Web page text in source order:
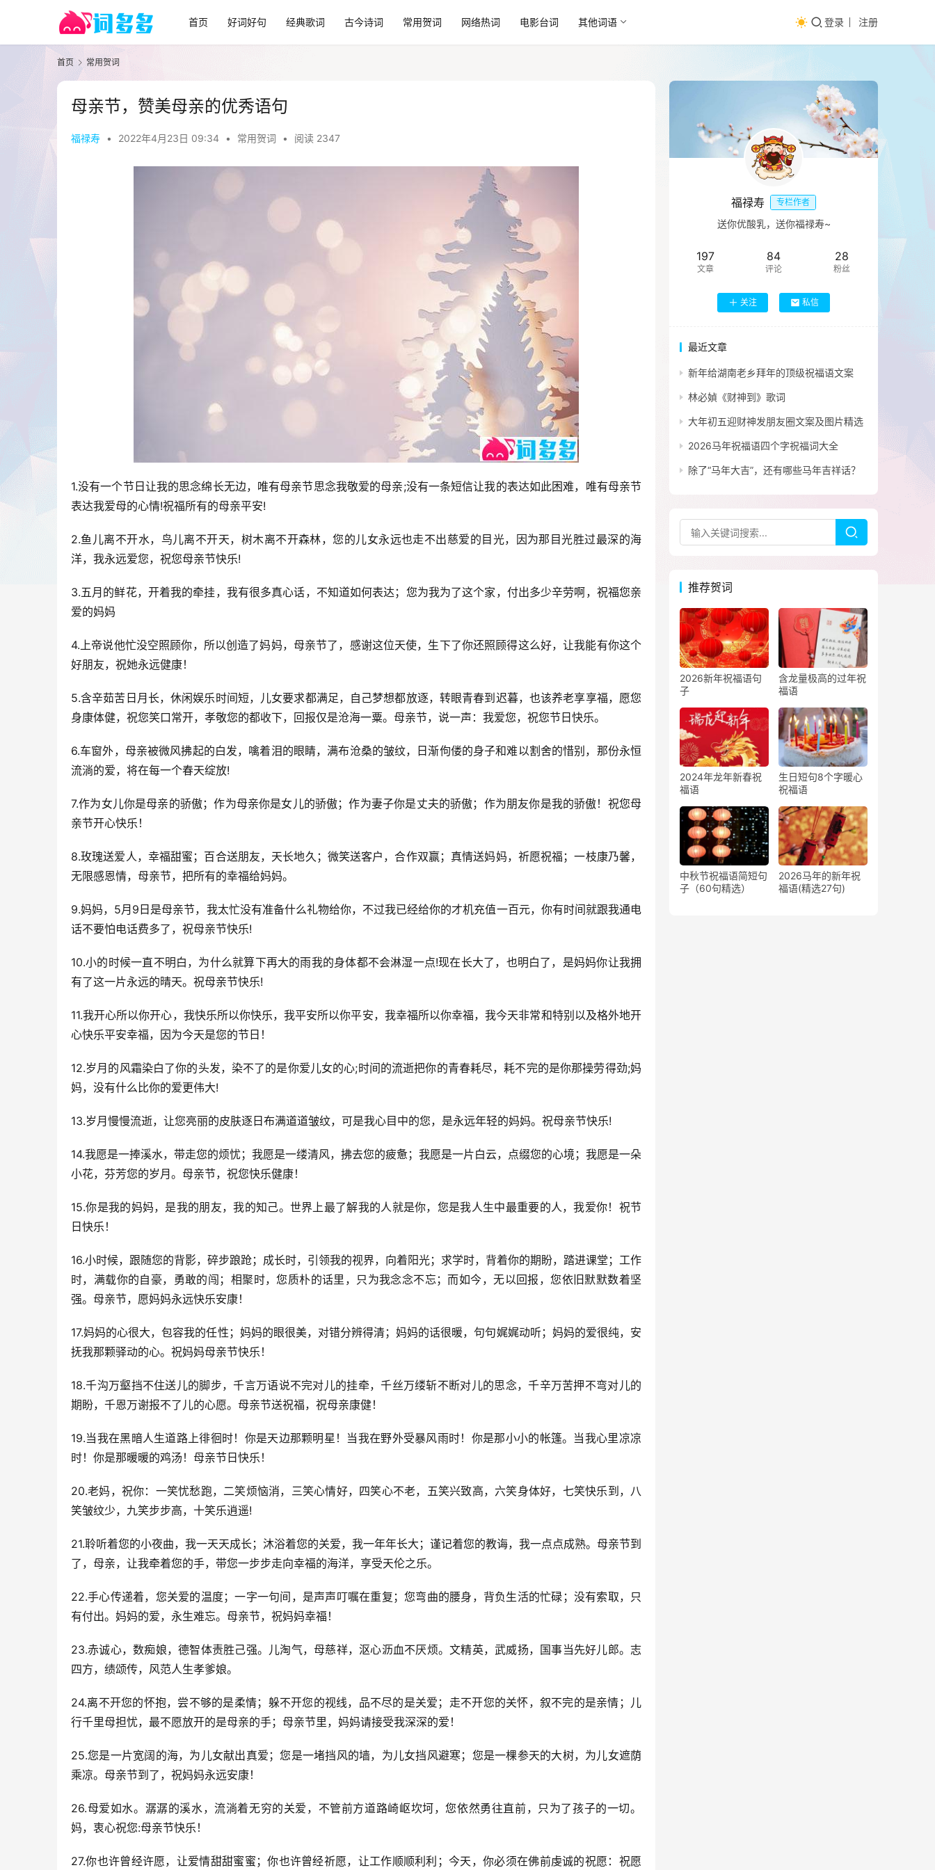
首页 好词好句 经典歌词 古今诗词 常用贺词 网络热词 电影台词 其他词语 登录 注册
首页 常用贺词
母亲节，赞美母亲的优秀语句
福禄寿 • 2022年4月23日 09:34 • 常用贺词 • 阅读 2347
1.没有一个节日让我的思念绵长无边，唯有母亲节思念我敬爱的母亲;没有一条短信让我的表达如此困难，唯有母亲节
表达我爱母的心情!祝福所有的母亲平安!
2.鱼儿离不开水，鸟儿离不开天，树木离不开森林，您的儿女永远也走不出慈爱的目光，因为那目光胜过最深的海
洋，我永远爱您，祝您母亲节快乐!
3.五月的鲜花，开着我的牵挂，我有很多真心话，不知道如何表达；您为我为了这个家，付出多少辛劳啊，祝福您亲
爱的妈妈
4.上帝说他忙没空照顾你，所以创造了妈妈，母亲节了，感谢这位天使，生下了你还照顾得这么好，让我能有你这个
好朋友，祝她永远健康！
5.含辛茹苦日月长，休闲娱乐时间短，儿女要求都满足，自己梦想都放逐，转眼青春到迟暮，也该养老享享福，愿您
身康体健，祝您笑口常开，孝敬您的都收下，回报仅是沧海一粟。母亲节，说一声：我爱您，祝您节日快乐。
6.车窗外，母亲被微风拂起的白发，噙着泪的眼睛，满布沧桑的皱纹，日渐佝偻的身子和难以割舍的惜别，那份永恒
流淌的爱，将在每一个春天绽放!
7.作为女儿你是母亲的骄傲；作为母亲你是女儿的骄傲；作为妻子你是丈夫的骄傲；作为朋友你是我的骄傲！祝您母
亲节开心快乐！
8.玫瑰送爱人，幸福甜蜜；百合送朋友，天长地久；微笑送客户，合作双赢；真情送妈妈，祈愿祝福；一枝康乃馨，
无限感恩情，母亲节，把所有的幸福给妈妈。
9.妈妈，5月9日是母亲节，我太忙没有准备什么礼物给你，不过我已经给你的才机充值一百元，你有时间就跟我通电
话不要怕电话费多了，祝母亲节快乐!
10.小的时候一直不明白，为什么就算下再大的雨我的身体都不会淋湿一点!现在长大了，也明白了，是妈妈你让我拥
有了这一片永远的晴天。祝母亲节快乐!
11.我开心所以你开心，我快乐所以你快乐，我平安所以你平安，我幸福所以你幸福，我今天非常和特别以及格外地开
心快乐平安幸福，因为今天是您的节日！
12.岁月的风霜染白了你的头发，染不了的是你爱儿女的心;时间的流逝把你的青春耗尽，耗不完的是你那操劳得劲;妈
妈，没有什么比你的爱更伟大!
13.岁月慢慢流逝，让您亮丽的皮肤逐日布满道道皱纹，可是我心目中的您，是永远年轻的妈妈。祝母亲节快乐!
14.我愿是一捧溪水，带走您的烦忧；我愿是一缕清风，拂去您的疲惫；我愿是一片白云，点缀您的心境；我愿是一朵
小花，芬芳您的岁月。母亲节，祝您快乐健康！
15.你是我的妈妈，是我的朋友，我的知己。世界上最了解我的人就是你，您是我人生中最重要的人，我爱你！祝节
日快乐！
16.小时候，跟随您的背影，碎步踉跄；成长时，引领我的视界，向着阳光；求学时，背着你的期盼，踏进课堂；工作
时，满载你的自豪，勇敢的闯；相聚时，您质朴的话里，只为我念念不忘；而如今，无以回报，您依旧默默数着坚
强。母亲节，愿妈妈永远快乐安康！
17.妈妈的心很大，包容我的任性；妈妈的眼很美，对错分辨得清；妈妈的话很暖，句句娓娓动听；妈妈的爱很纯，安
抚我那颗驿动的心。祝妈妈母亲节快乐！
18.千沟万壑挡不住送儿的脚步，千言万语说不完对儿的挂牵，千丝万缕斩不断对儿的思念，千辛万苦押不弯对儿的
期盼，千恩万谢报不了儿的心愿。母亲节送祝福，祝母亲康健！
19.当我在黑暗人生道路上徘徊时！你是天边那颗明星！当我在野外受暴风雨时！你是那小小的帐篷。当我心里凉凉
时！你是那暖暖的鸡汤！母亲节日快乐！
20.老妈，祝你：一笑忧愁跑，二笑烦恼消，三笑心情好，四笑心不老，五笑兴致高，六笑身体好，七笑快乐到，八
笑皱纹少，九笑步步高，十笑乐逍遥!
21.聆听着您的小夜曲，我一天天成长；沐浴着您的关爱，我一年年长大；谨记着您的教诲，我一点点成熟。母亲节到
了，母亲，让我牵着您的手，带您一步步走向幸福的海洋，享受天伦之乐。
22.手心传递着，您关爱的温度；一字一句间，是声声叮嘱在重复；您弯曲的腰身，背负生活的忙碌；没有索取，只
有付出。妈妈的爱，永生难忘。母亲节，祝妈妈幸福！
23.赤诚心，数痴娘，德智体责胜己强。儿淘气，母慈祥，沤心沥血不厌烦。文精英，武威扬，国事当先好儿郎。志
四方，绩颂传，风范人生孝爹娘。
24.离不开您的怀抱，尝不够的是柔情；躲不开您的视线，品不尽的是关爱；走不开您的关怀，叙不完的是亲情；儿
行千里母担忧，最不愿放开的是母亲的手；母亲节里，妈妈请接受我深深的爱！
25.您是一片宽阔的海，为儿女献出真爱；您是一堵挡风的墙，为儿女挡风避寒；您是一棵参天的大树，为儿女遮荫
乘凉。母亲节到了，祝妈妈永远安康！
26.母爱如水。潺潺的溪水，流淌着无穷的关爱，不管前方道路崎岖坎坷，您依然勇往直前，只为了孩子的一切。
妈，衷心祝您:母亲节快乐！
27.你也许曾经许愿，让爱情甜甜蜜蜜；你也许曾经祈愿，让工作顺顺利利；今天，你必须在佛前虔诚的祝愿：祝愿
福禄寿 专栏作者
送你优酸乳，送你福禄寿~
197
文章
84
评论
28
粉丝
关注 私信
最近文章
新年给湖南老乡拜年的顶级祝福语文案
林必媜《财神到》歌词
大年初五迎财神发朋友圈文案及图片精选
2026马年祝福语四个字祝福词大全
除了“马年大吉”，还有哪些马年吉祥话？
推荐贺词
2026新年祝福语句
子
含龙量极高的过年祝
福语
2024年龙年新春祝
福语
生日短句8个字暖心
祝福语
中秋节祝福语简短句
子（60句精选）
2026马年的新年祝
福语(精选27句)